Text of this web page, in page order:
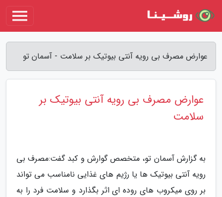
عوارض مصرف بی رویه آنتی بیوتیک بر سلامت - آسمان تو
عوارض مصرف بی رویه آنتی بیوتیک بر
سلامت
به گزارش آسمان تو، متخصص گوارش و کبد گفت:مصرف بی
رویه آنتی بیوتیک ها یا رژیم های غذایی نامناسب می تواند
بر روی میکروب های روده ای اثر بگذارد و سلامت فرد را به